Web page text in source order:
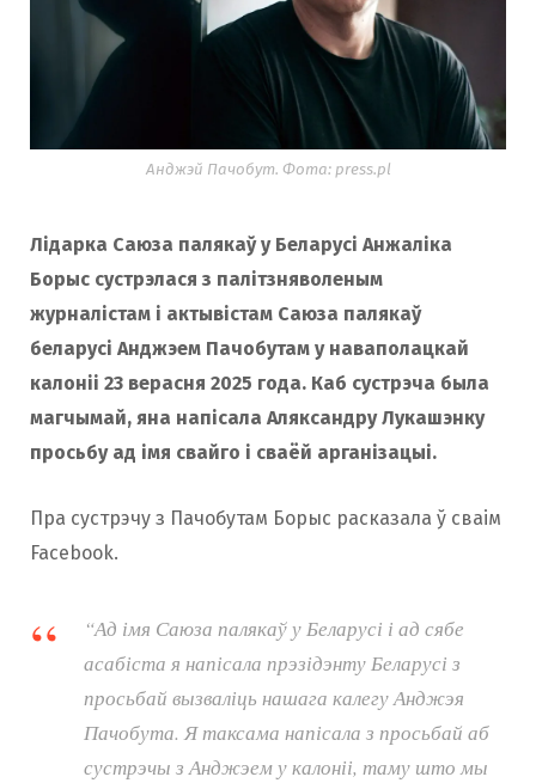
Анджэй Пачобут. Фота: press.pl
Лідарка Саюза палякаў у Беларусі Анжаліка
Борыс сустрэлася з палітзняволеным
журналістам і актывістам Саюза палякаў
беларусі Анджэем Пачобутам у наваполацкай
калоніі 23 верасня 2025 года. Каб сустрэча была
магчымай, яна напісала Аляксандру Лукашэнку
просьбу ад імя свайго і сваёй арганізацыі.
Пра сустрэчу з Пачобутам Борыс расказала ў сваім
Facebook.
“Ад імя Саюза палякаў у Беларусі і ад сябе
асабіста я напісала прэзідэнту Беларусі з
просьбай вызваліць нашага калегу Анджэя
Пачобута. Я таксама напісала з просьбай аб
сустрэчы з Анджэем у калоніі, таму што мы